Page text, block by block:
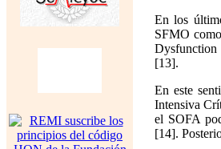
En los
SFMO
[13].
En este
Intensiva
el SOFA
[14].